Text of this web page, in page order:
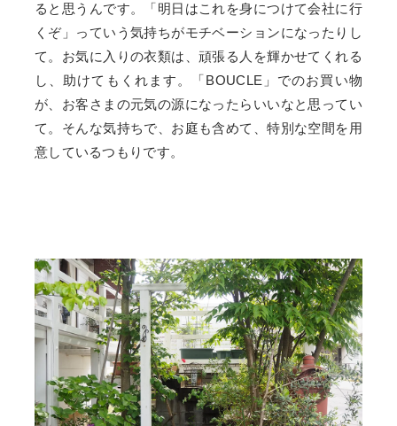
ると思うんです。「明日はこれを身につけて会社に行
くぞ」っていう気持ちがモチベーションになったりし
て。お気に入りの衣類は、頑張る人を輝かせてくれる
し、助けてもくれます。「BOUCLE」でのお買い物
が、お客さまの元気の源になったらいいなと思ってい
て。そんな気持ちで、お庭も含めて、特別な空間を用
意しているつもりです。